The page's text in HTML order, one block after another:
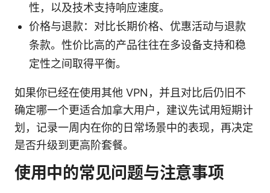
性，以及技术支持响应速度。
价格与退款：对比长期价格、优惠活动与退款
条款。性价比高的产品往往在多设备支持和稳
定性之间取得平衡。
如果你已经在使用其他 VPN，并且对比后仍旧不
确定哪一个更适合加拿大用户，建议先试用短期计
划，记录一周内在你的日常场景中的表现，再决定
是否升级到更高阶套餐。
使用中的常见问题与注意事项